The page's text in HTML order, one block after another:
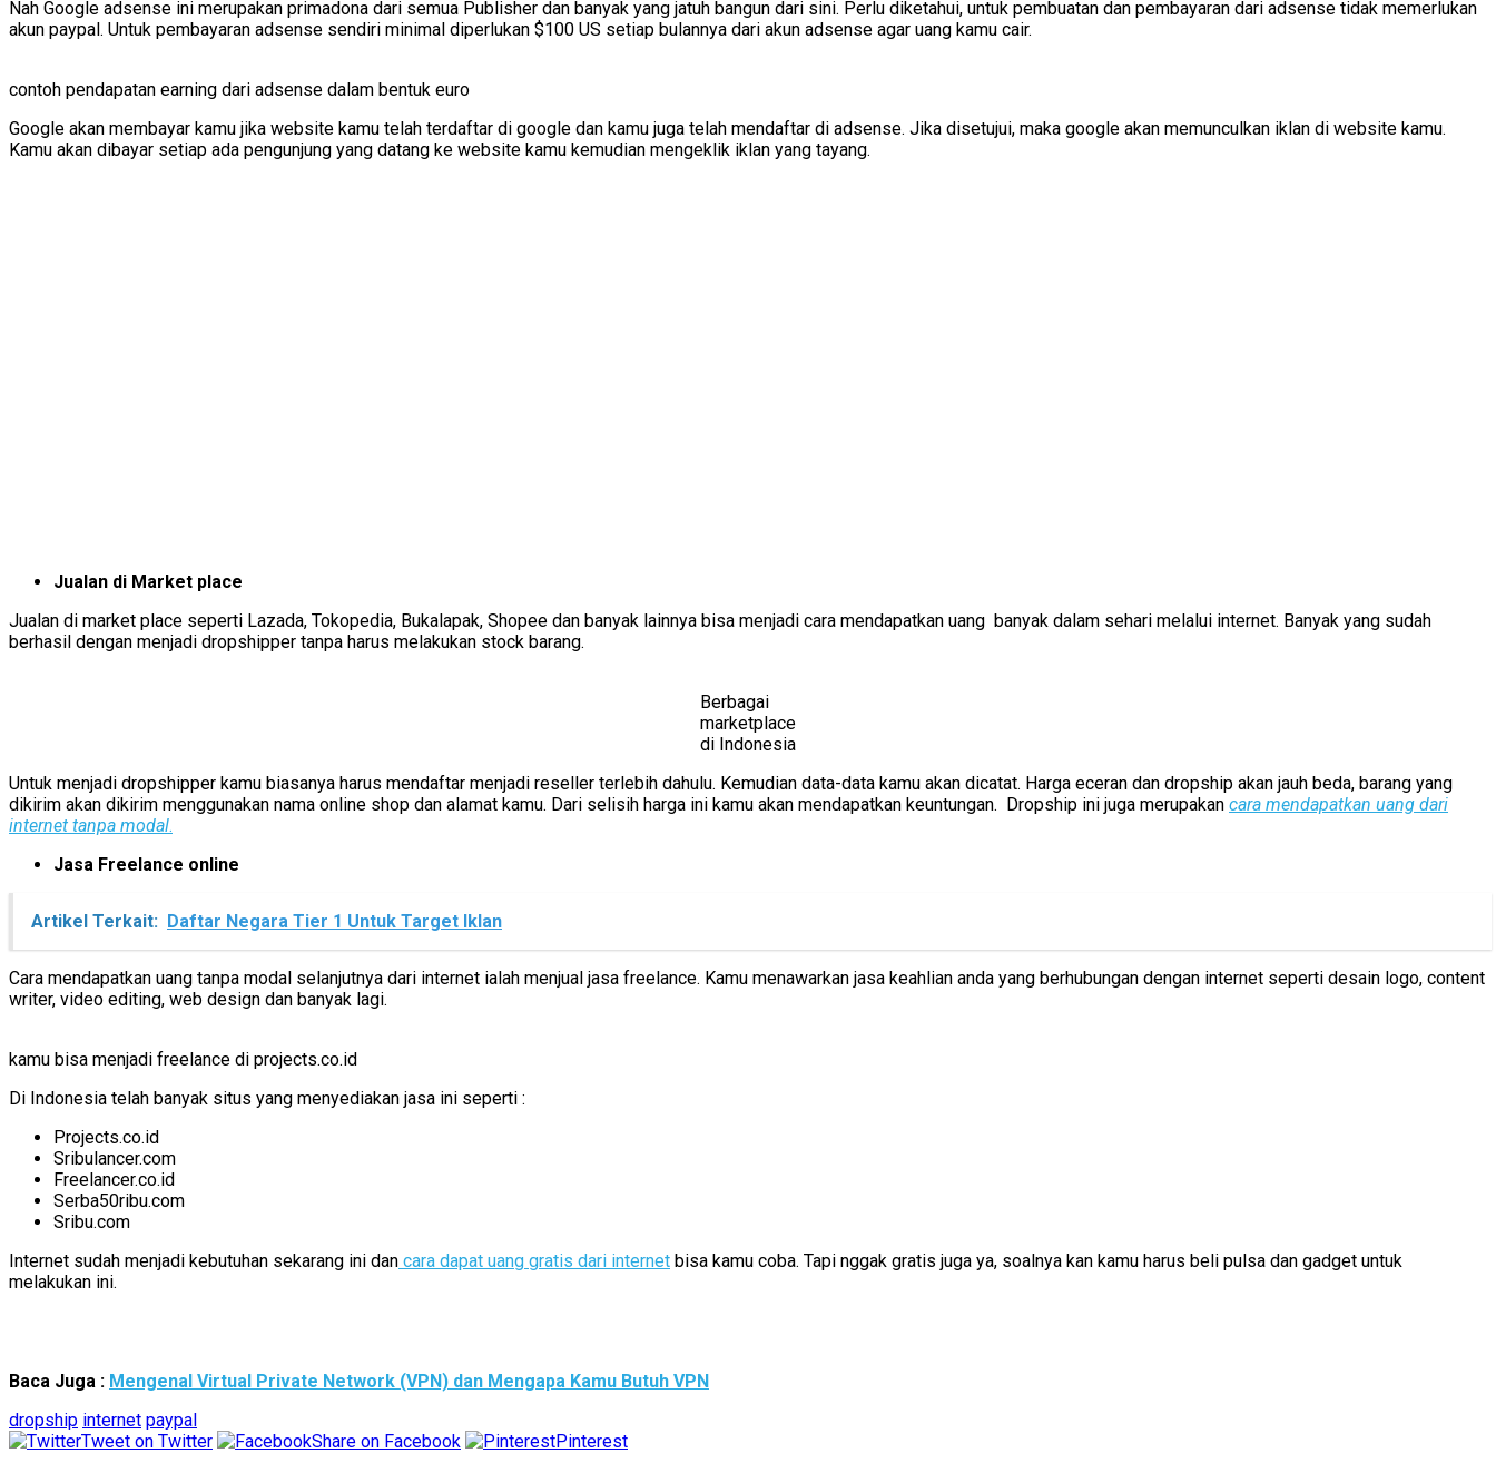
Nah Google adsense ini merupakan primadona dari semua Publisher dan banyak yang jatuh bangun dari sini. Perlu diketahui, untuk pembuatan dan pembayaran dari adsense tidak memerlukan
akun paypal. Untuk pembayaran adsense sendiri minimal diperlukan $100 US setiap bulannya dari akun adsense agar uang kamu cair.
contoh pendapatan earning dari adsense dalam bentuk euro
Google akan membayar kamu jika website kamu telah terdaftar di google dan kamu juga telah mendaftar di adsense. Jika disetujui, maka google akan memunculkan iklan di website kamu.
Kamu akan dibayar setiap ada pengunjung yang datang ke website kamu kemudian mengeklik iklan yang tayang.
Jualan di Market place
Jualan di market place seperti Lazada, Tokopedia, Bukalapak, Shopee dan banyak lainnya bisa menjadi cara mendapatkan uang banyak dalam sehari melalui internet. Banyak yang sudah
berhasil dengan menjadi dropshipper tanpa harus melakukan stock barang.
Berbagai
marketplace
di Indonesia
Untuk menjadi dropshipper kamu biasanya harus mendaftar menjadi reseller terlebih dahulu. Kemudian data-data kamu akan dicatat. Harga eceran dan dropship akan jauh beda, barang yang
dikirim akan dikirim menggunakan nama online shop dan alamat kamu. Dari selisih harga ini kamu akan mendapatkan keuntungan. Dropship ini juga merupakan cara mendapatkan uang dari
internet tanpa modal.
Jasa Freelance online
Artikel Terkait: Daftar Negara Tier 1 Untuk Target Iklan
Cara mendapatkan uang tanpa modal selanjutnya dari internet ialah menjual jasa freelance. Kamu menawarkan jasa keahlian anda yang berhubungan dengan internet seperti desain logo, content
writer, video editing, web design dan banyak lagi.
kamu bisa menjadi freelance di projects.co.id
Di Indonesia telah banyak situs yang menyediakan jasa ini seperti :
Projects.co.id
Sribulancer.com
Freelancer.co.id
Serba50ribu.com
Sribu.com
Internet sudah menjadi kebutuhan sekarang ini dan cara dapat uang gratis dari internet bisa kamu coba. Tapi nggak gratis juga ya, soalnya kan kamu harus beli pulsa dan gadget untuk
melakukan ini.
Baca Juga : Mengenal Virtual Private Network (VPN) dan Mengapa Kamu Butuh VPN
dropship internet paypal
Tweet on Twitter
Share on Facebook Pinterest